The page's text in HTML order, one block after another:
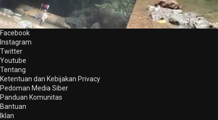
Facebook
Instagram
Twitter
Youtube
Tentang
Ketentuan dan Kebijakan Privacy
Pedoman Media Siber
Panduan Komunitas
Bantuan
Iklan